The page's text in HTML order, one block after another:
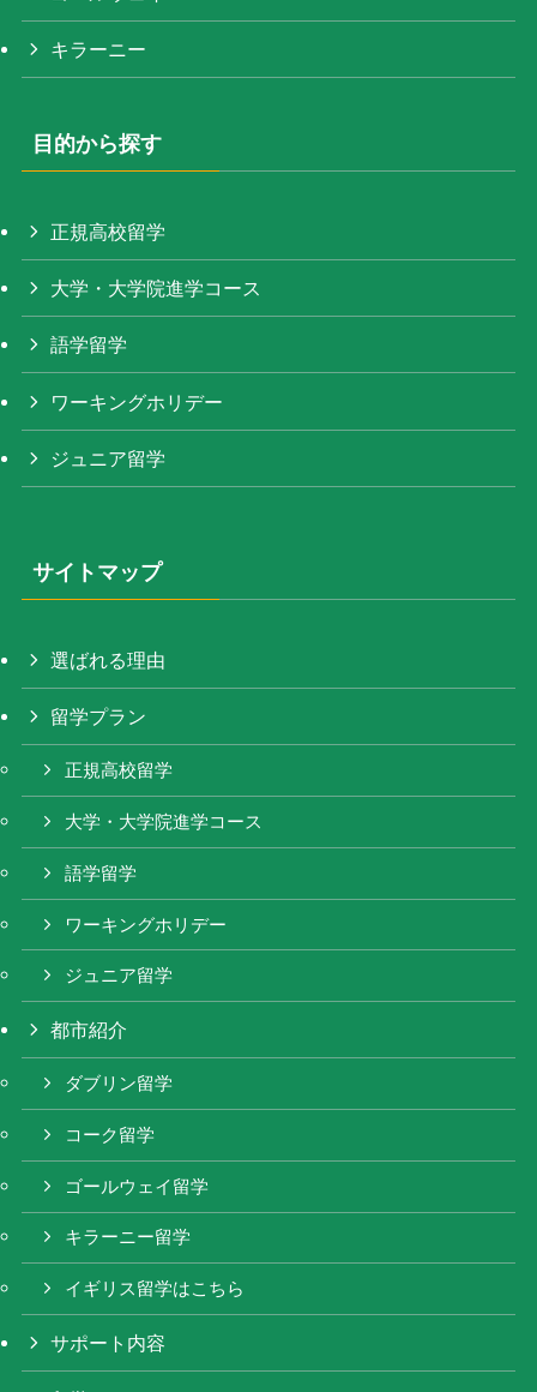
キラーニー
目的から探す
正規高校留学
大学・大学院進学コース
語学留学
ワーキングホリデー
ジュニア留学
サイトマップ
選ばれる理由
留学プラン
正規高校留学
大学・大学院進学コース
語学留学
ワーキングホリデー
ジュニア留学
都市紹介
ダブリン留学
コーク留学
ゴールウェイ留学
キラーニー留学
イギリス留学はこちら
サポート内容